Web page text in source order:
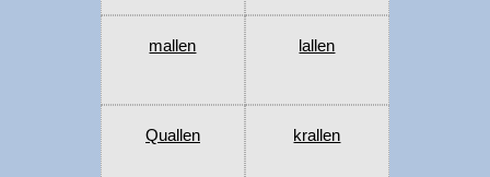
mallen lallen
Quallen krallen